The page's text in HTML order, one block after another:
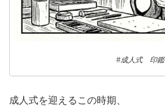
#成人式 印鑑
成人式を迎えるこの時期、